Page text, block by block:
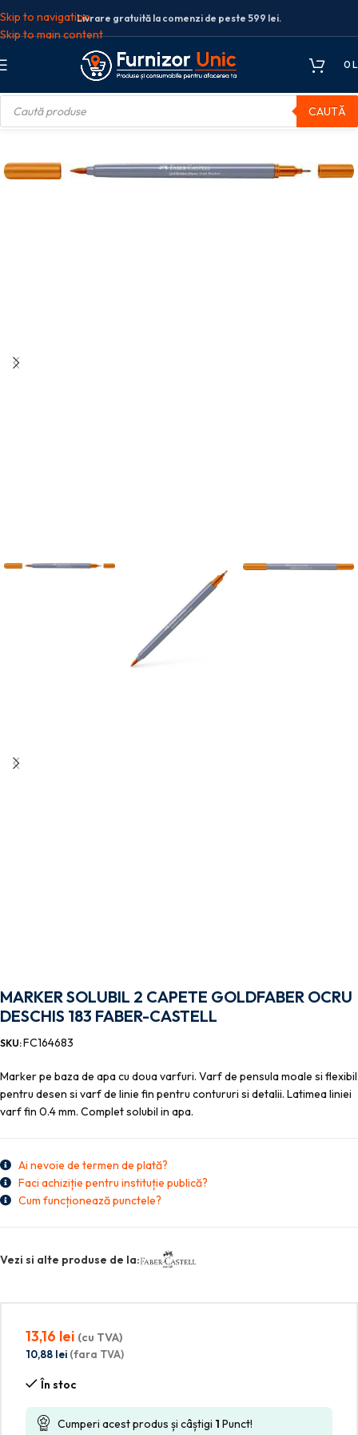
Skip to navigation
Skip to main content
Livrare gratuită la comenzi de peste 599 lei.
0
CAUTĂ
2 CAPETE GOLDFABER OCRU DESCHIS 183 FABER-CASTELL
MARKER SOLUBIL 2 CAPETE GOLDFABER OCRU
DESCHIS 183 FABER-CASTELL
SKU:FC164683
Marker pe baza de apa cu doua varfuri. Varf de pensula moale si flexibil
pentru desen si varf de linie fin pentru contururi si detalii. Latimea liniei
varf fin 0.4 mm. Complet solubil in apa.
Ai nevoie de termen de plată?
Faci achiziție pentru instituție publică?
Cum funcționează punctele?
Vezi si alte produse de la:
13,16 lei (cu TVA)
10,88 lei (fara TVA)
În stoc
Cumperi acest produs și câștigi 1 Punct!